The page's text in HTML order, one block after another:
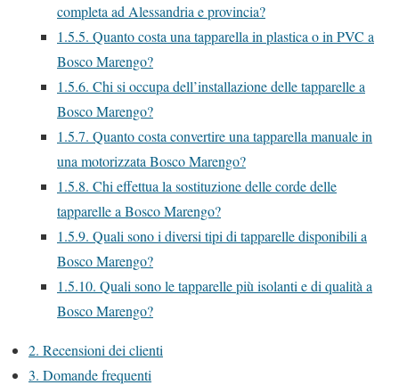
completa ad Alessandria e provincia?
1.5.5. Quanto costa una tapparella in plastica o in PVC a
Bosco Marengo?
1.5.6. Chi si occupa dell’installazione delle tapparelle a
Bosco Marengo?
1.5.7. Quanto costa convertire una tapparella manuale in
una motorizzata Bosco Marengo?
1.5.8. Chi effettua la sostituzione delle corde delle
tapparelle a Bosco Marengo?
1.5.9. Quali sono i diversi tipi di tapparelle disponibili a
Bosco Marengo?
1.5.10. Quali sono le tapparelle più isolanti e di qualità a
Bosco Marengo?
2. Recensioni dei clienti
3. Domande frequenti